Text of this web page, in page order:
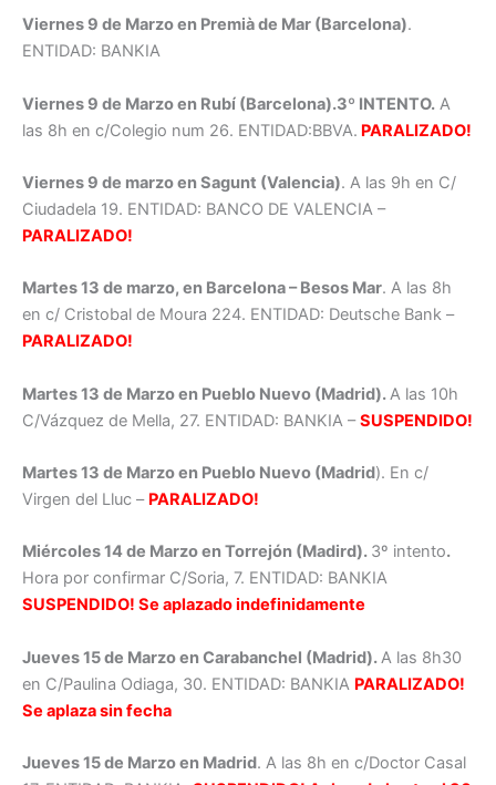
Viernes 9 de Marzo en Premià de Mar (Barcelona).
ENTIDAD: BANKIA
Viernes 9 de Marzo en Rubí (Barcelona).3º INTENTO. A
las 8h en c/Colegio num 26. ENTIDAD:BBVA. PARALIZADO!
Viernes 9 de marzo en Sagunt (Valencia). A las 9h en C/
Ciudadela 19. ENTIDAD: BANCO DE VALENCIA –
PARALIZADO!
Martes 13 de marzo, en Barcelona – Besos Mar. A las 8h
en c/ Cristobal de Moura 224. ENTIDAD: Deutsche Bank –
PARALIZADO!
Martes 13 de Marzo en Pueblo Nuevo (Madrid). A las 10h
C/Vázquez de Mella, 27. ENTIDAD: BANKIA –SUSPENDIDO!
Martes 13 de Marzo en Pueblo Nuevo (Madrid). En c/
Virgen del Lluc – PARALIZADO!
Miércoles 14 de Marzo en Torrejón (Madird). 3º intento.
Hora por confirmar C/Soria, 7. ENTIDAD: BANKIA
SUSPENDIDO! Se aplazado indefinidamente
Jueves 15 de Marzo en Carabanchel (Madrid). A las 8h30
en C/Paulina Odiaga, 30. ENTIDAD: BANKIA PARALIZADO!
Se aplaza sin fecha
Jueves 15 de Marzo en Madrid. A las 8h en c/Doctor Casal